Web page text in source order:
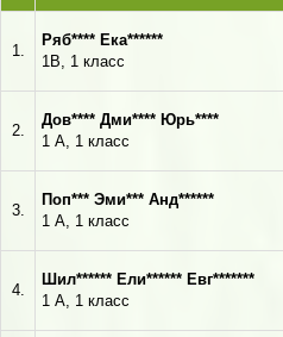
1.
Ряб**** Ека******
1В, 1 класс
2.
Дов**** Дми**** Юрь****
1 А, 1 класс
3.
Поп*** Эми*** Анд******
1 А, 1 класс
4.
Шил****** Ели****** Евг*******
1 А, 1 класс